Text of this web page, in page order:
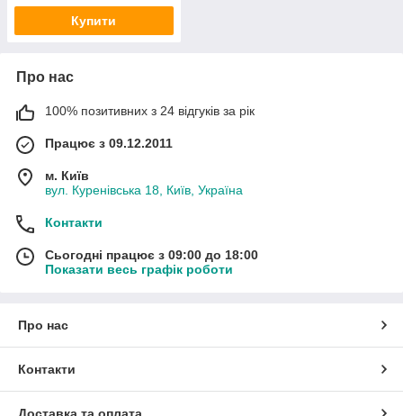
Купити
Про нас
100% позитивних з 24 відгуків за рік
Працює з 09.12.2011
м. Київ
вул. Куренівська 18, Київ, Україна
Контакти
Сьогодні працює з 09:00 до 18:00
Показати весь графік роботи
Про нас
Контакти